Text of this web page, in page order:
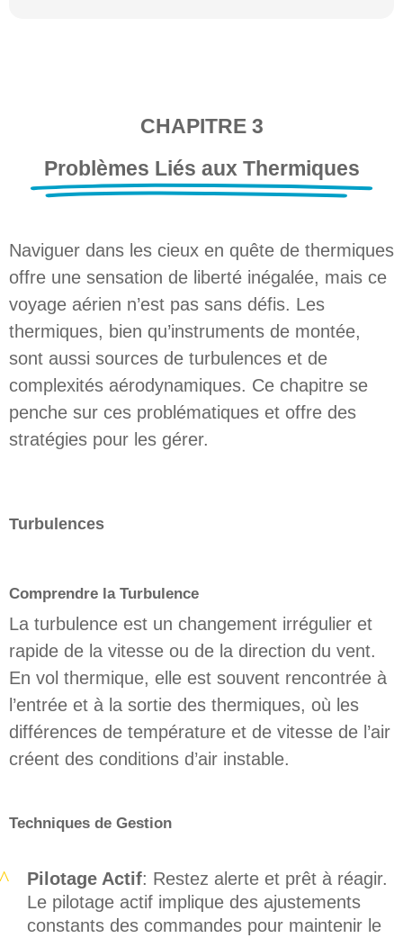
CHAPITRE 3
Problèmes Liés aux Thermiques
Naviguer dans les cieux en quête de thermiques
offre une sensation de liberté inégalée, mais ce
voyage aérien n’est pas sans défis. Les
thermiques, bien qu’instruments de montée,
sont aussi sources de turbulences et de
complexités aérodynamiques. Ce chapitre se
penche sur ces problématiques et offre des
stratégies pour les gérer.
Turbulences
Comprendre la Turbulence
La turbulence est un changement irrégulier et
rapide de la vitesse ou de la direction du vent.
En vol thermique, elle est souvent rencontrée à
l’entrée et à la sortie des thermiques, où les
différences de température et de vitesse de l’air
créent des conditions d’air instable.
Techniques de Gestion
Pilotage Actif: Restez alerte et prêt à réagir.
Le pilotage actif implique des ajustements
constants des commandes pour maintenir le